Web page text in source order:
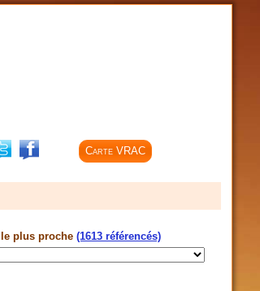
Carte VRAC
plus proche(1613 référencés)